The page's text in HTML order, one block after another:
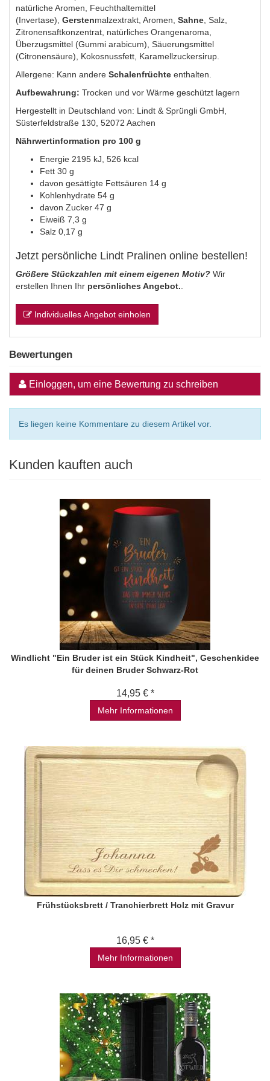
natürliche Aromen, Feuchthaltemittel
(Invertase), Gerstenmalzextrakt, Aromen, Sahne , Salz,
Zitronensaftkonzentrat, natürliches Orangenaroma,
Überzugsmittel (Gummi arabicum), Säuerungsmittel
(Citronensäure), Kokosnussfett, Karamellzuckersirup.
Allergene: Kann andere Schalenfrüchte enthalten.
Aufbewahrung: Trocken und vor Wärme geschützt lagern
Hergestellt in Deutschland von: Lindt & Sprüngli GmbH,
Süsterfeldstraße 130, 52072 Aachen
Nährwertinformation pro 100 g
Energie 2195 kJ, 526 kcal
Fett 30 g
davon gesättigte Fettsäuren 14 g
Kohlenhydrate 54 g
davon Zucker 47 g
Eiweiß 7,3 g
Salz 0,17 g
Jetzt persönliche Lindt Pralinen online bestellen!
Größere Stückzahlen mit einem eigenen Motiv? Wir
erstellen Ihnen Ihr persönliches Angebot.
Individuelles Angebot einholen
Bewertungen
Einloggen, um eine Bewertung zu schreiben
Es liegen keine Kommentare zu diesem Artikel vor.
Kunden kauften auch
Windlicht "Ein Bruder ist ein Stück Kindheit", Geschenkidee
für deinen Bruder Schwarz-Rot
14,95 € *
Mehr Informationen
Frühstücksbrett / Tranchierbrett Holz mit Gravur
16,95 € *
Mehr Informationen